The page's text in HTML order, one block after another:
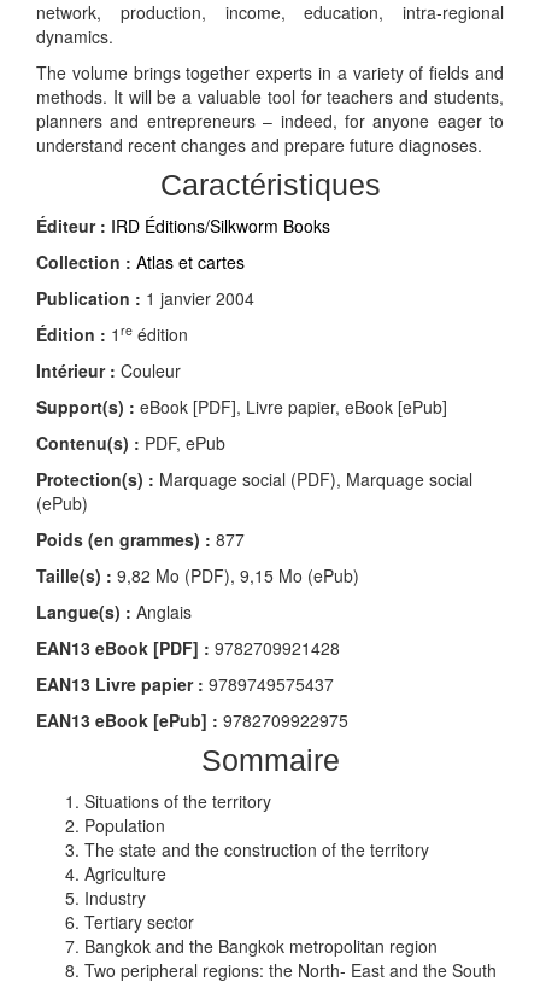
network, production, income, education, intra-regional
dynamics.
The volume brings together experts in a variety of fields and
methods. It will be a valuable tool for teachers and students,
planners and entrepreneurs – indeed, for anyone eager to
understand recent changes and prepare future diagnoses.
Caractéristiques
Éditeur : IRD Éditions/Silkworm Books
Collection : Atlas et cartes
Publication : 1 janvier 2004
Édition : 1 re édition
Intérieur : Couleur
Support(s) : eBook [PDF], Livre papier, eBook [ePub]
Contenu(s) : PDF, ePub
Protection(s) : Marquage social (PDF), Marquage social
(ePub)
Poids (en grammes) : 877
Taille(s) : 9,82 Mo (PDF), 9,15 Mo (ePub)
Langue(s) : Anglais
EAN13 eBook [PDF] : 9782709921428
EAN13 Livre papier : 9789749575437
EAN13 eBook [ePub] : 9782709922975
Sommaire
Situations of the territory
Population
The state and the construction of the territory
Agriculture
Industry
Tertiary sector
Bangkok and the Bangkok metropolitan region
Two peripheral regions: the North- East and the South